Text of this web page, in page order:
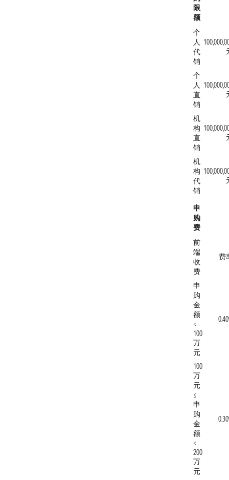
限
额
个
人
代
销
个
人
直
销
机
构
直
销
机
构
代
销
申
购
费
前
端
收
费
费
申
购
金
额
<
100
万
元
100
万
元
≤
申
购
金
额
<
200
万
元